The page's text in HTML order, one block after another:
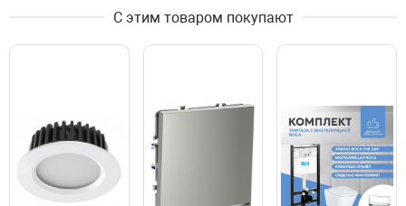
С этим товаром покупают